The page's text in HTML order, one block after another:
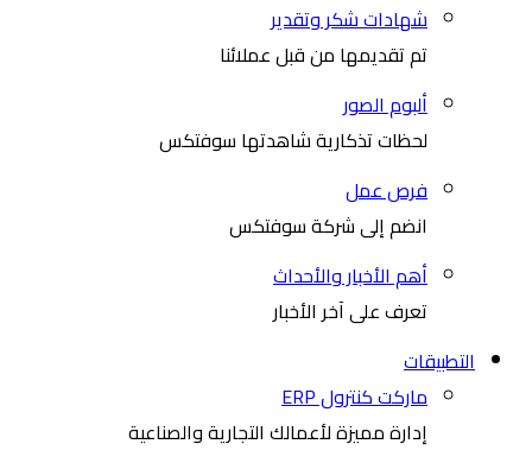
شهادات شكر وتقدير
تم تقديمها من قبل عملائنا
ألبوم الصور
لحظات تذكارية شاهدتها سوفتكس
فرص عمل
انضم إلى شركة سوفتكس
أهم الأخبار والأحداث
تعرف على آخر الأخبار
التطبيقات
ماركت كنترول ERP
إدارة مميزة لأعمالك التجارية والصناعية